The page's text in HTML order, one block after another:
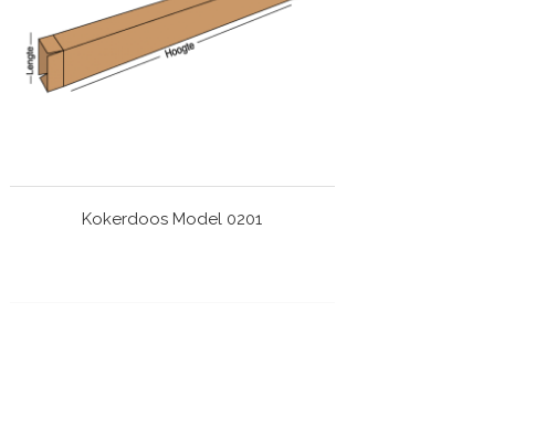
Kokerdoos Model 0201